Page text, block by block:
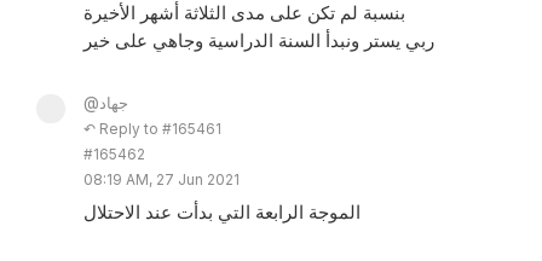
بنسبة لم تكن على مدى الثلاثة أشهر الأخيرة
ربي يستر ونبدأ السنة الدراسية وجاهي على خير
@جهاد
↶ Reply to #165461
#165462
08:19 AM, 27 Jun 2021
الموجة الرابعة التي بدأت عند الاحتلال